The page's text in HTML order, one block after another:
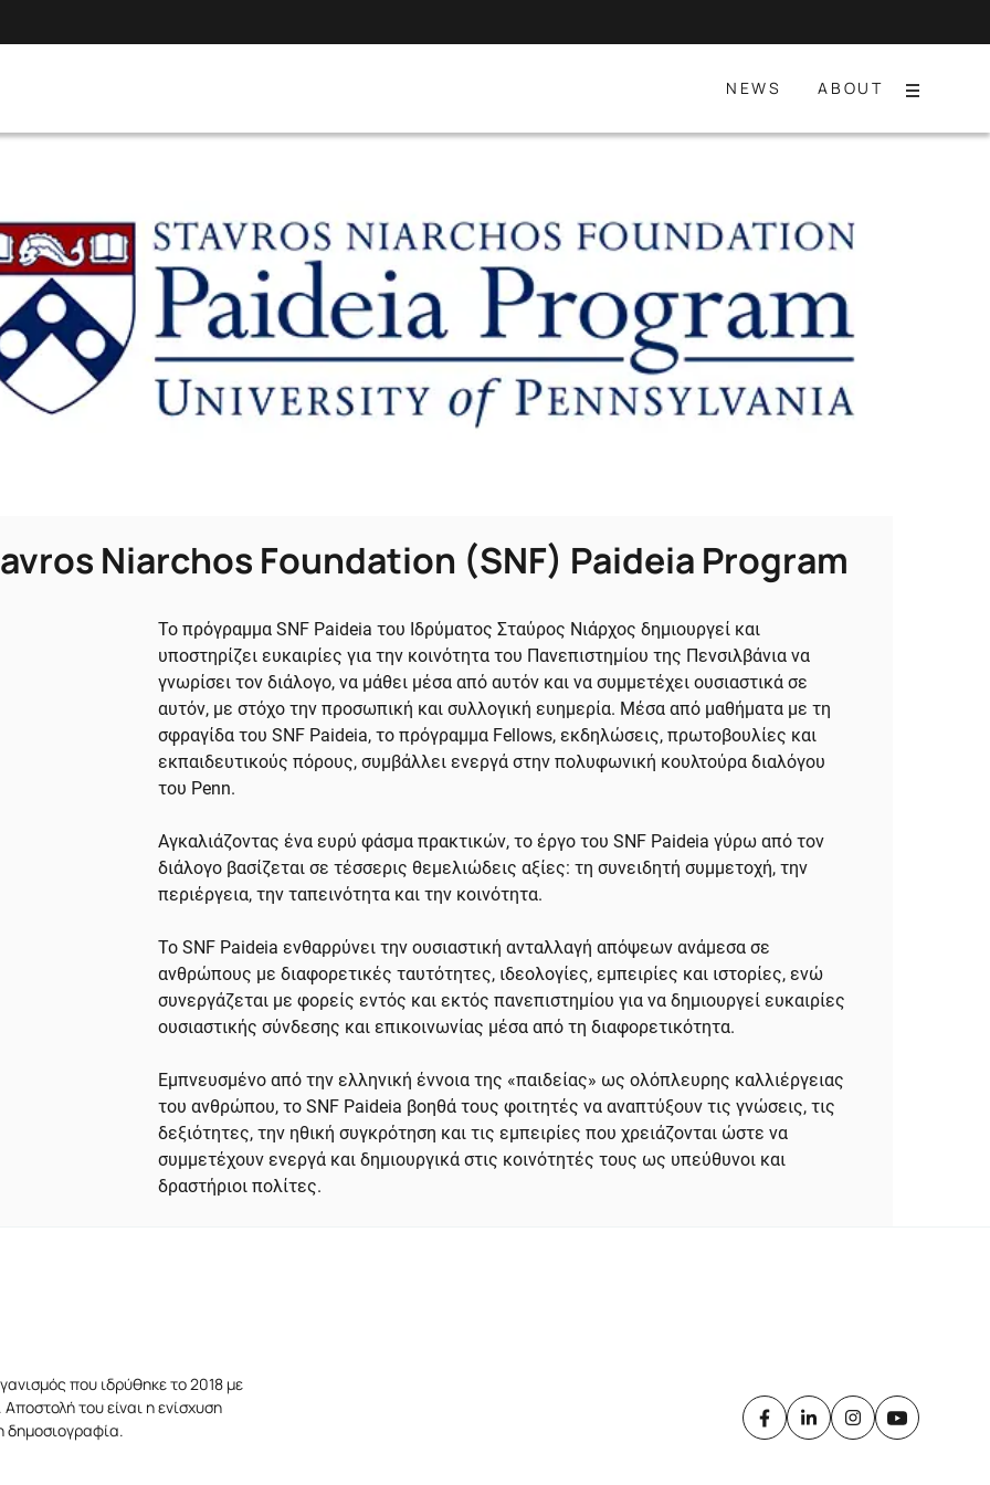
NEWS ABOUT
Menu
Niarchos Foundation (SNF) Paideia Program
Το πρόγραμμα SNF Paideia του Ιδρύματος Σταύρος Νιάρχος δημιουργεί και
υποστηρίζει ευκαιρίες για την κοινότητα του Πανεπιστημίου της Πενσιλβάνια να
γνωρίσει τον διάλογο, να μάθει μέσα από αυτόν και να συμμετέχει ουσιαστικά σε
αυτόν, με στόχο την προσωπική και συλλογική ευημερία. Μέσα από μαθήματα με τη
σφραγίδα του SNF Paideia, το πρόγραμμα Fellows, εκδηλώσεις, πρωτοβουλίες και
εκπαιδευτικούς πόρους, συμβάλλει ενεργά στην πολυφωνική κουλτούρα διαλόγου
του Penn.
Αγκαλιάζοντας ένα ευρύ φάσμα πρακτικών, το έργο του SNF Paideia γύρω από τον
διάλογο βασίζεται σε τέσσερις θεμελιώδεις αξίες: τη συνειδητή συμμετοχή, την
περιέργεια, την ταπεινότητα και την κοινότητα.
Το SNF Paideia ενθαρρύνει την ουσιαστική ανταλλαγή απόψεων ανάμεσα σε
ανθρώπους με διαφορετικές ταυτότητες, ιδεολογίες, εμπειρίες και ιστορίες, ενώ
συνεργάζεται με φορείς εντός και εκτός πανεπιστημίου για να δημιουργεί ευκαιρίες
ουσιαστικής σύνδεσης και επικοινωνίας μέσα από τη διαφορετικότητα.
Εμπνευσμένο από την ελληνική έννοια της «παιδείας» ως ολόπλευρης καλλιέργειας
του ανθρώπου, το SNF Paideia βοηθά τους φοιτητές να αναπτύξουν τις γνώσεις, τις
δεξιότητες, την ηθική συγκρότηση και τις εμπειρίες που χρειάζονται ώστε να
συμμετέχουν ενεργά και δημιουργικά στις κοινότητές τους ως υπεύθυνοι και
δραστήριοι πολίτες.
που ιδρύθηκε το 2018 με
του είναι η ενίσχυση
δημοσιογραφία.